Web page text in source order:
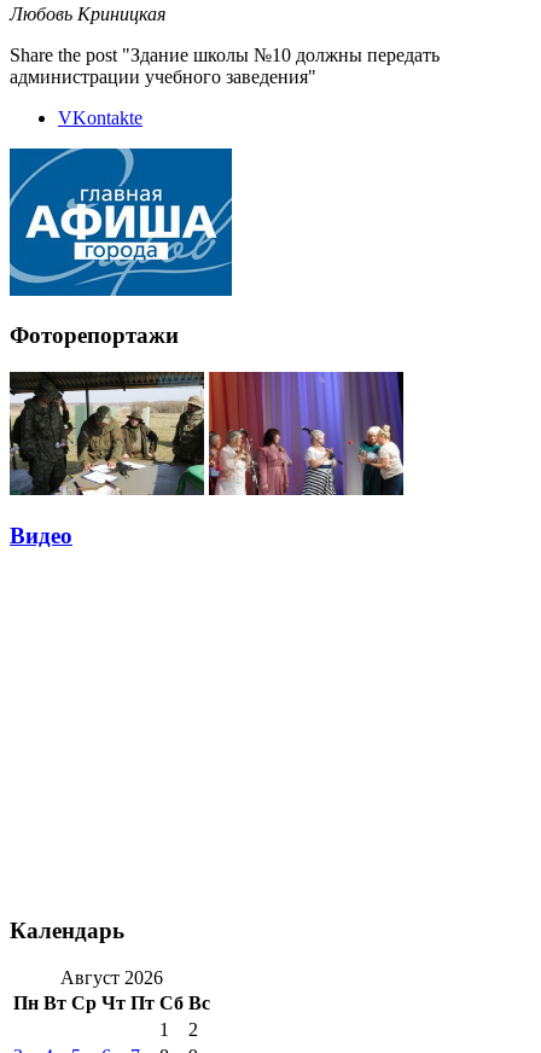
Любовь Криницкая
Share the post "Здание школы №10 должны передать
администрации учебного заведения"
VKontakte
Фоторепортажи
Видео
Календарь
Август 2026
Пн Вт Ср Чт Пт Сб Вс
1
2